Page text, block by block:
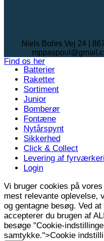
Find os her
Niels Bohrs Vej 24 |
Batterier
Raketter
Sortiment
Junior
Bomberør
Fontæne
Nytårspynt
Sikkerhed
Click & Collect
Levering af fyrværkeri
Login
Vi bruger cookies på
mest relevante oplevelse,
og gentagne besøg. Ved
accepterer du brugen af
besøge "Cookie-
samtykke.">Cookie